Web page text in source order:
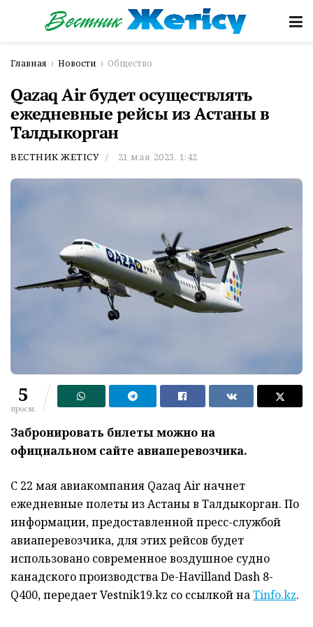
Главная Новости Общество
Qazaq Air будет осуществлять
ежедневные рейсы из Астаны в
Талдыкорган
ВЕСТНИК ЖЕТІСУ 21 мая 2023, 1:42
5
просм.
Забронировать билеты можно на
официальном сайте авиаперевозчика.
С 22 мая авиакомпания Qazaq Air начнет
ежедневные полеты из Астаны в Талдыкорган. По
информации, предоставленной пресс-службой
авиаперевозчика, для этих рейсов будет
использовано современное воздушное судно
канадского производства De-Havilland Dash 8-
Q400, передает Vestnik19.kz со ссылкой наTinfo.kz.